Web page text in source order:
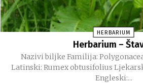
HERBARIUM
Herbarium –
Nazivi biljke Familija:
Latinski: Rumex obtusifolius
Engleski:...